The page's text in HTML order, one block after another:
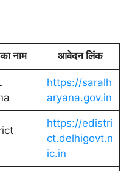
नाम आवेदन लिंक
https://saralh
aryana.gov.in
https://edistri
ct.delhigovt.n
ic.in